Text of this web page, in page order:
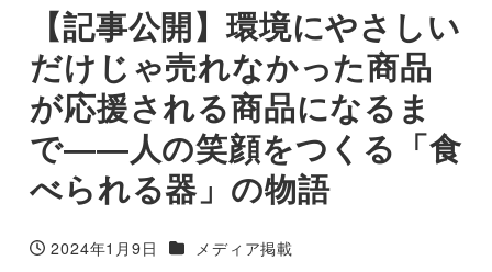
【記事公開】環境にやさしい
だけじゃ売れなかった商品
が応援される商品になるま
で――人の笑顔をつくる「食
べられる器」の物語
投稿日
2024年1月9日 カテゴリー
メディア掲載